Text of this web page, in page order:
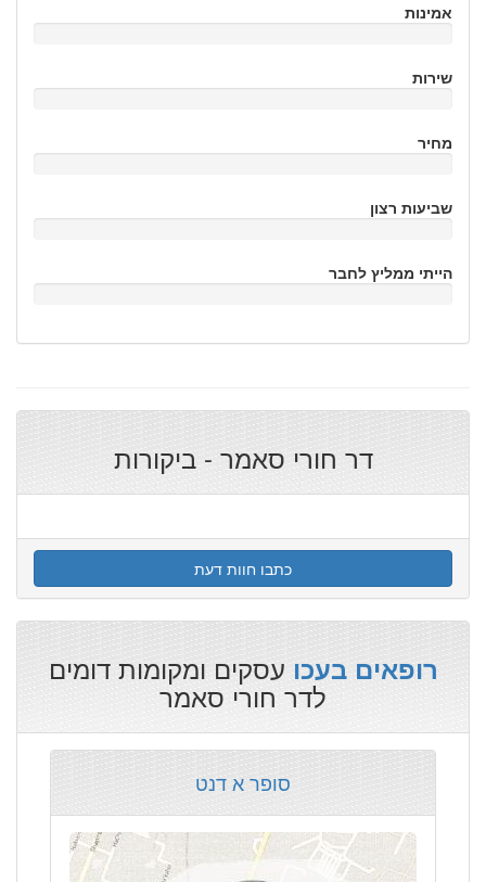
אמינות
שירות
מחיר
שביעות רצון
הייתי ממליץ לחבר
דר חורי סאמר - ביקורות
כתבו חוות דעת
רופאים בעכו עסקים ומקומות דומים
לדר חורי סאמר
סופר א דנט